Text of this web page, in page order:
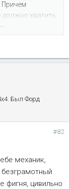
Причем
должно хватить
грамотный
еще ярче и
Был Форд
#82
механик,
фигня, цивильно